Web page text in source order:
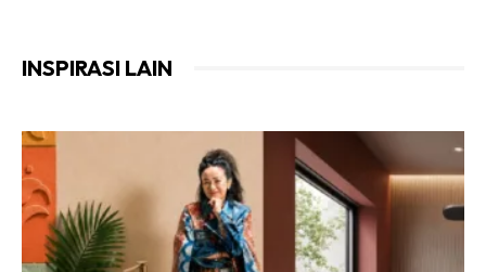
ia perlu dibiarkan bebas berkeliaran di sekitar rumah. Hal ini
akan menyebabkan otot ayam lebih padu dan dagingnya
sedap apabila dimakan. Dapat 2 jam sehari pun dah
memadai. Selain biarkan di dalam reban, di samping itu
juga, bila ayam bebas berkeliaran, ia akan dapat mencari
INSPIRASI LAIN